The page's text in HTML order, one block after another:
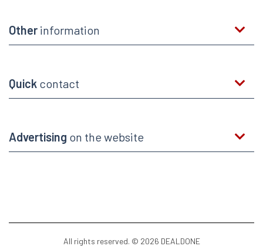
Other information
Quick contact
Advertising on the website
All rights reserved. © 2026 DEALDONE